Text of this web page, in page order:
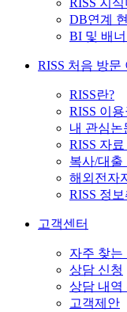
RISS 지식
DB연계
BI 및 배
RISS 처음 방문
RISS란?
RISS 이
내 관심논
RISS 자
복사/대출
해외전자
RISS 정
고객센터
자주 찾는
상담 신청
상담 내역
고객제안